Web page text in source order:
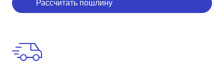
Рассчитать пошлину